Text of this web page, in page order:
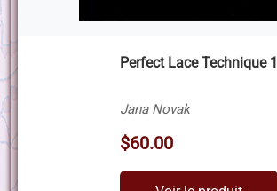
Perfect Lace Technique 1
Jana Novak
$60.00